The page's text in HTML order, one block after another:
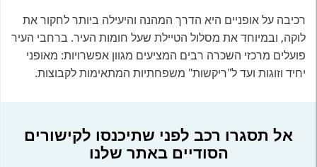
רכיבה על אופניים היא הדרך המהנה והיעילה ביותר לחקור את
לוקה, ובמיוחד את מסלול הטיילת שעל חומות העיר. ברחבי העיר
פועלים מרכזי השכרה רבים המציעים מגוון אפשרויות: מאופני
יחיד וזוגות ועד ל"ריקשות" משפחתיות המתאימות לקבוצות.
אל תסגרו רכב לפני שתיכנסו לקישורים
הסודיים באתר שלנו